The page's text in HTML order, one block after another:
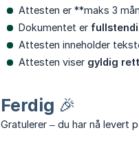
Attesten er **maks 3
Dokumentet er
Attesten inneholder
Attesten viser gyldig
Ferdig 🎉
Gratulerer – du har nå levert